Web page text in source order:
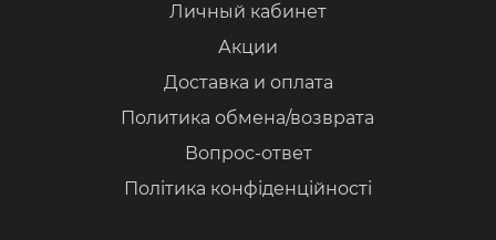
Личный кабинет
Акции
Доставка и оплата
Политика обмена/возврата
Вопрос-ответ
Політика конфіденційності